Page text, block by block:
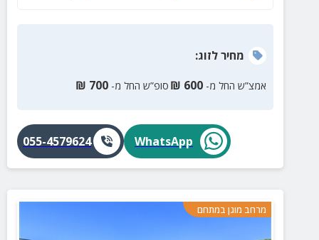
מחירלזוג:
אמצ”ש החל מ- 600
₪ סופ”ש החל מ- 700
₪
WhatsApp
055-4579624
מרחב מוגן במתחם